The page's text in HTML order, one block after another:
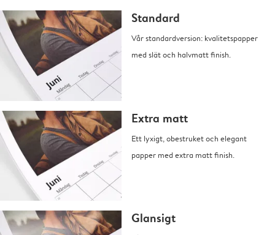
Standard
Vår standardversion: kvalitetspapper
med slät och halvmatt finish.
Extra matt
Ett lyxigt, obestruket och elegant
papper med extra matt finish.
Glansigt